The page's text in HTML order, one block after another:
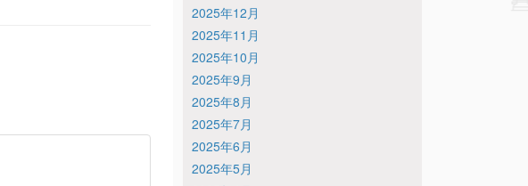
2025年12月
2025年11月
2025年10月
2025年9月
2025年8月
2025年7月
2025年6月
2025年5月